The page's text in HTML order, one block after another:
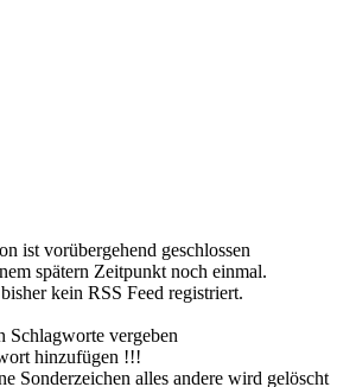
ist vorübergehend geschlossen
spätern Zeitpunkt noch einmal.
kein RSS Feed registriert.
Schlagworte vergeben
hinzufügen !!!
Sonderzeichen alles andere wird gelöscht